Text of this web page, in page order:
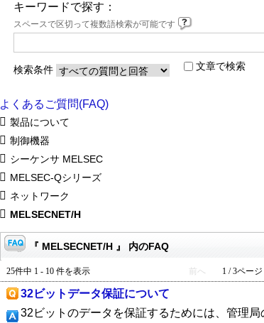
キーワードで探す：
スペースで区切って複数語検索が可能です
検索条件 文章で検索
よくあるご質問(FAQ)
製品について
制御機器
シーケンサ MELSEC
MELSEC-Qシリーズ
ネットワーク
MELSECNET/H
『 MELSECNET/H 』 内のFAQ
25件中 1 - 10 件を表示 前へ 1 / 3ページ
32ビットデータ保証について
32ビットのデータを保証するためには、管理